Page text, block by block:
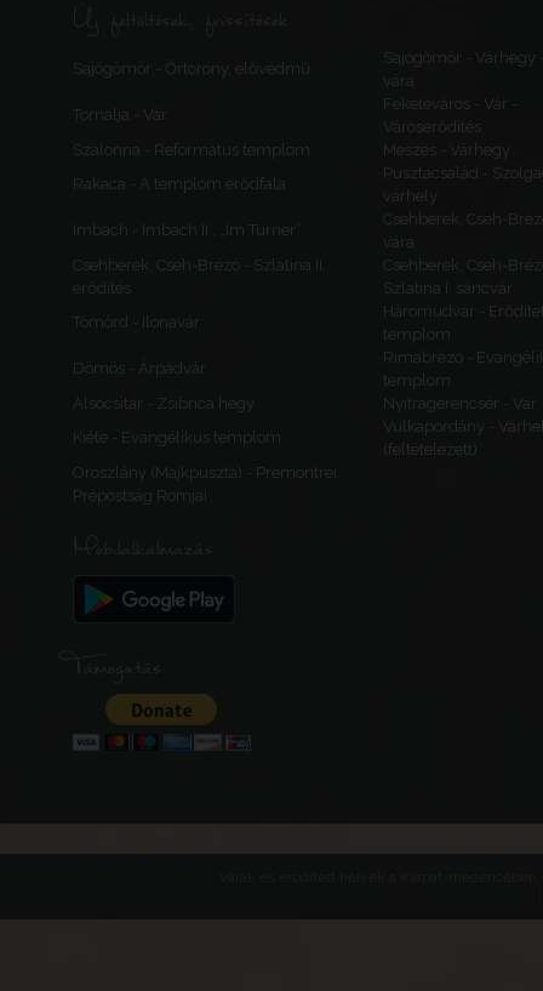
Új feltöltések, frissítések
Sajógömör - Őrtorony, elővédmű
Sajógömör - Várhegy
vára
Tornalja - Vár
Feketeváros - Vár -
Városerődítés
Szalonna - Református templom
Meszes - Várhegy
Rakaca - A templom erődfala
Pusztacsalád -
várhely
Imbach - Imbach II., „Im Turner”
Csehberek, Cseh-
vára
Csehberek, Cseh-Brézó - Szlatina II.
erődítés
Csehberek, Cseh-
Szlatina I. sáncvár
Tömörd - Ilonavár
Háromudvar -
templom
Dömös - Árpádvár
Rimabrézó -
templom
Alsócsitár - Zsibrica hegy
Nyitragerencsér - Vár
Kiéte - Evangélikus templom
Vulkapordány -
(feltételezett)
Oroszlány (Majkpuszta) - Premontrei
Prépostság Romjai
Mobilalkalmazás
Támogatás